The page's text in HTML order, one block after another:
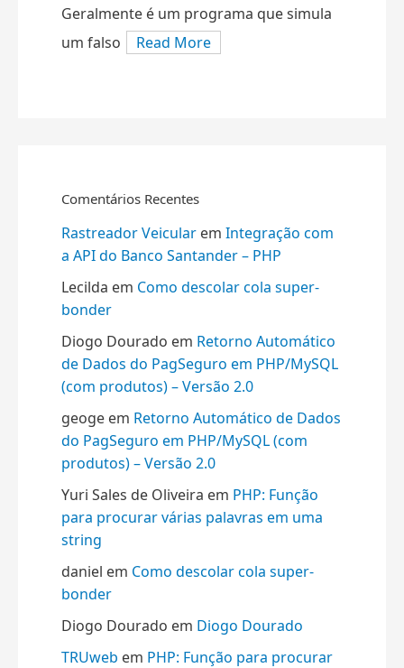
Geralmente é um programa que simula
um falso
Read More
Comentários Recentes
Rastreador Veicular em Integração com
a API do Banco Santander – PHP
Lecilda em Como descolar cola super-
bonder
Diogo Dourado em Retorno Automático
de Dados do PagSeguro em PHP/MySQL
(com produtos) – Versão 2.0
geoge em Retorno Automático de Dados
do PagSeguro em PHP/MySQL (com
produtos) – Versão 2.0
Yuri Sales de Oliveira em PHP: Função
para procurar várias palavras em uma
string
daniel em Como descolar cola super-
bonder
Diogo Dourado em Diogo Dourado
TRUweb em PHP: Função para procurar